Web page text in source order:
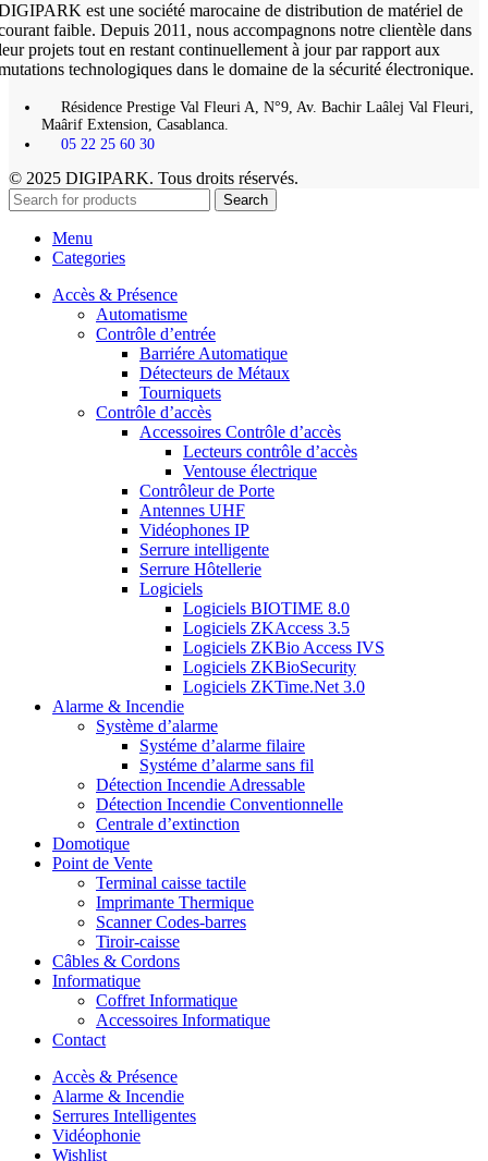
est une société marocaine de distribution de matériel de
faible. Depuis 2011, nous accompagnons notre clientèle dans
projets tout en restant continuellement à jour par rapport aux
technologiques dans le domaine de la sécurité électronique.
Résidence Prestige Val Fleuri A, N°9, Av. Bachir Laâlej Val Fleuri,
Maârif Extension, Casablanca.
05 22 25 60 30
© 2025 DIGIPARK. Tous droits réservés.
Search
Menu
Categories
Accès & Présence
Automatisme
Contrôle d’entrée
Barriére Automatique
Détecteurs de Métaux
Tourniquets
Contrôle d’accès
Accessoires Contrôle d’accès
Lecteurs contrôle d’accès
Ventouse électrique
Contrôleur de Porte
Antennes UHF
Vidéophones IP
Serrure intelligente
Serrure Hôtellerie
Logiciels
Logiciels BIOTIME 8.0
Logiciels ZKAccess 3.5
Logiciels ZKBio Access IVS
Logiciels ZKBioSecurity
Logiciels ZKTime.Net 3.0
Alarme & Incendie
Système d’alarme
Systéme d’alarme filaire
Systéme d’alarme sans fil
Détection Incendie Adressable
Détection Incendie Conventionnelle
Centrale d’extinction
Domotique
Point de Vente
Terminal caisse tactile
Imprimante Thermique
Scanner Codes-barres
Tiroir-caisse
Câbles & Cordons
Informatique
Coffret Informatique
Accessoires Informatique
Contact
Accès & Présence
Alarme & Incendie
Serrures Intelligentes
Vidéophonie
Wishlist